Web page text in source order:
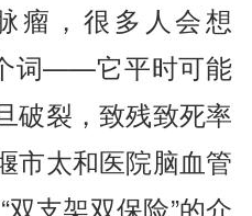
瘤，很多人会想
词——它平时可能
破裂，致残致死率
市太和医院脑血管
“双支架双保险”的介